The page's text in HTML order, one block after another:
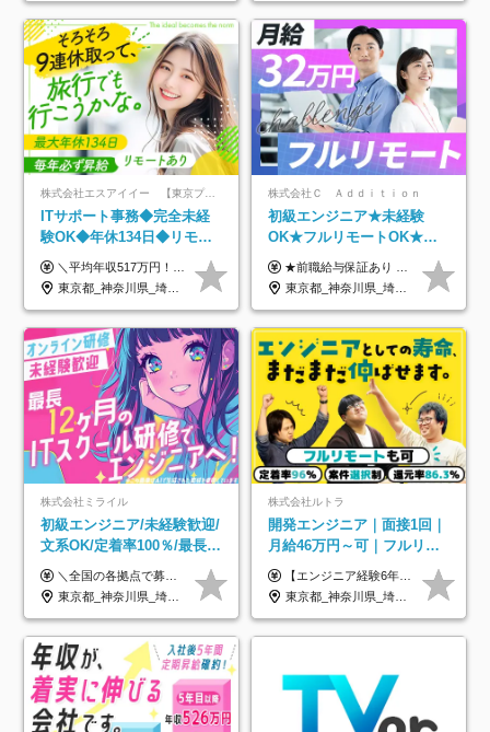
株式会社エスアイイー 【東京プロマーケット上場】
ITサポート事務◆完全未経
験OK◆年休134日◆リモー
トOK◆残業月7h以下◆賞与
年3回◆5年目まで必ず昇給
＼平均年収517万円！入社5年目まで毎年必ず昇給／ ■賞与年3回 ■年収800万円以上も可 ■入社3年以上の平均年収469.2万円 月給23万2000円以上＋賞与年3回＋各種手当 ☆入社5年目まで最大1万5000円の定期昇給を確約 ┃各種手当充実 ・規定の資格を取得すれば、2000円～5万円を毎月支給（2万4000円～60万円／年） ・研修中に取得した取得率95％の資格でも研修後の給料UP ※月給は年齢・経験・能力を考慮して、優遇いたします ※上記月給金額は固定残業代（20時間/3万1300円円以上）を含み、超過分は別途支給いたします ※試用期間（6ヶ月）は月給に変動はありますが、その他待遇に差異はありません ├入社後1ヶ月～3ヶ月間は、月給20万1900円となります └上記金額は固定残業代（10時間／1万6000円）を含み、超過分は別途支給いたします
東京都_神奈川県_埼玉県_千葉県_大阪府_愛知県_北海道_青森県_岩手県_宮城県_秋田県_山形県_福島県_茨城県_栃木県_群馬県_新潟県_山梨県_長野県_富山県_石川県_福井県_静岡県_岐阜県_三重県_兵庫県_京都府_滋賀県_奈良県_和歌山県_広島県_岡山県_鳥取県_島根県_山口県_徳島県_香川県_愛媛県_高知県_福岡県_熊本県_佐賀県_長崎県_大分県_宮崎県_鹿児島県_沖縄県
株式会社Ｃ Ａｄｄｉｔｉｏｎ
初級エンジニア★未経験
OK★フルリモートOK★月
給32万円～★残業月10h＆
年休120日以上★副業可
★前職給与保証あり ★月給32万円以上＋インセンティブあり 月給32万円以上＋インセンティブ＋各種手当 ※上記には固定残業代（月30時間・44,400円～）を含みます ※超過分は別途支給します ※試用期間はございません ★＼成果＝あなたの収入／★ 【1】案件単価ー8万円＝あなたの給与 参画したプロジェクトの案件単価から 一律8万円引いた金額があなたの給与です！ （月給例） ■1人称での構築・小規模な詳細設計 案件単価55万円ー8万円＝月給47万円（還元率85.5%） ■大型案件の設計・構築やプロジェクト管理 案件単価90万円ー8万円＝月給82万円（還元率91.1%） ‥‥‥‥‥‥‥‥‥‥‥‥‥‥‥‥‥‥ 【2】月給の他にも豊富なインセンティブあり 全員が月3～13万円のインセンティブをゲットしています！ ≪インセンティブ制度≫ 稼働している現場で増員・交代が発生し、 当社の人員を配属が決定した際に支給。 ◇C Addition正社員が参画 ：実粗利の10%／毎月 ◇協力会社所属の社員が参画：実粗利の30%／毎月 ≪リファラル制度≫ あなたの知り合いが当社のメンバーになった際に、 毎月1人あたり2万円支給します◎ ‥‥‥‥‥‥‥‥‥‥‥‥‥‥‥‥‥‥
東京都_神奈川県_埼玉県_千葉県_大阪府_愛知県_北海道_青森県_岩手県_宮城県_秋田県_山形県_福島県_茨城県_栃木県_群馬県_新潟県_山梨県_長野県_富山県_石川県_福井県_静岡県_岐阜県_三重県_兵庫県_京都府_滋賀県_奈良県_和歌山県_広島県_岡山県_鳥取県_島根県_山口県_徳島県_香川県_愛媛県_高知県_福岡県_熊本県_佐賀県_長崎県_大分県_宮崎県_鹿児島県_沖縄県
株式会社ミライル
初級エンジニア/未経験歓迎/
文系OK/定着率100％/最長1
年の自社ITスクール研修あ
り/年休130日
＼全国の各拠点で募集中！／ 給与は以下の通り、勤務地により異なります。 札幌：月給23万円～27万円 仙台：月給22万円～26万円 新潟：月給22万円～26万円 東京：月給26万円～30万円 大阪：月給24万円～29万円 福岡：月給23.5万円～27万円 沖縄：月給21万円～26万円 ◎給与は知識や経験を考慮して決定します。 ◎残業は別途全額支給します。 ◎試用期間12カ月あり（給与は以下の通りです。その他条件に変更はありません） （試用期間の給与） 札幌：月給18.6万円～ 仙台：月給19万円～ 新潟：月給18万円～ 東京：月給22万円～ 大阪：月給20.8万円～ 福岡：月給19万円～ 沖縄：月給18万円～
東京都_神奈川県_埼玉県_千葉県_大阪府_愛知県_北海道_青森県_岩手県_宮城県_秋田県_山形県_福島県_茨城県_栃木県_群馬県_新潟県_山梨県_長野県_富山県_石川県_福井県_静岡県_岐阜県_三重県_兵庫県_京都府_滋賀県_奈良県_和歌山県_広島県_岡山県_鳥取県_島根県_山口県_徳島県_香川県_愛媛県_高知県_福岡県_熊本県_佐賀県_長崎県_大分県_宮崎県_鹿児島県_沖縄県
株式会社ルトラ
開発エンジニア｜面接1回｜
月給46万円～可｜フルリモ
ートも可｜案件選択制｜定
着率96％以上｜副業OK｜住
宅手当
【エンジニア経験6年以上の方】 月給46万円～100万円（固定残業代含む） ※上記月給には月30時間分の固定残業代（月8万7,400円～月19万円）を含む。超過分は全額支給。 【エンジニア経験4年以上の方】 月給42万円～100万円（固定残業代含む） ※上記月給には月30時間分の固定残業代（月7万9,800円～月19万円）を含む。超過分は全額支給。 【エンジニア経験4年未満の方】 月給38万円～100万円（固定残業代含む） ※上記月給には月30時間分の固定残業代（月7万2,200円～月19万円）を含む。超過分は全額支給。 ※経験、スキル、前職給与などを踏まえて決定。 ◆ルトラの給与制度のポイント！◆ ・社員の95%が入社時に年収UP！最高で300万円UPの実績も ・平均還元率86.3%（交通費・住宅手当・会社負担分の社保も含む） ・人柄やポテンシャルを評価し、スキル以上の希望年収を提示することも ・退職金制度やリファラル手当（平均50万円）あり
東京都_神奈川県_埼玉県_千葉県_大阪府_愛知県_北海道_青森県_岩手県_宮城県_秋田県_山形県_福島県_茨城県_栃木県_群馬県_新潟県_山梨県_長野県_富山県_石川県_福井県_静岡県_岐阜県_三重県_兵庫県_京都府_滋賀県_奈良県_和歌山県_広島県_岡山県_鳥取県_島根県_山口県_徳島県_香川県_愛媛県_高知県_福岡県_熊本県_佐賀県_長崎県_大分県_宮崎県_鹿児島県_沖縄県